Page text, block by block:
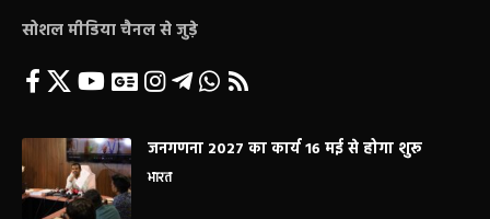
सोशल मीडिया चैनल से जुड़े
जनगणना 2027 का कार्य 16 मई से होगा शुरू
भारत